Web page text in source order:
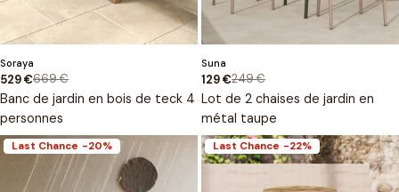
Type
Soraya
Prix
de
vente
529 €
Prix
habituel
669 €
Banc de jardin en bois de teck 4
personnes
Type
Suna
Prix
de
vente
129 €
Prix
habituel
249 €
Lot de 2 chaises de jardin en
métal taupe
Last Chance -20% Last Chance -22%